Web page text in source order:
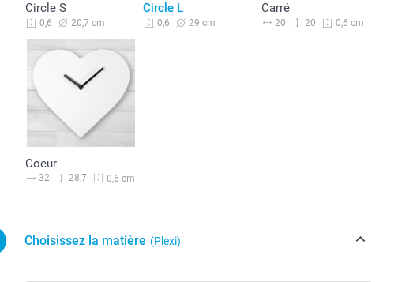
Circle S
0,6 20,7 cm
Circle L
0,6 29 cm
Carré
20 20 0,6 cm
Coeur
32 28,7 0,6 cm
Choisissez la matière (Plexi)